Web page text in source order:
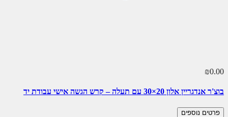
₪0.00
בוצ'ר אנדגריין אלון 20×30 עם תעלה – קרש הגשה אישי עבודת יד
פרטים נוספים